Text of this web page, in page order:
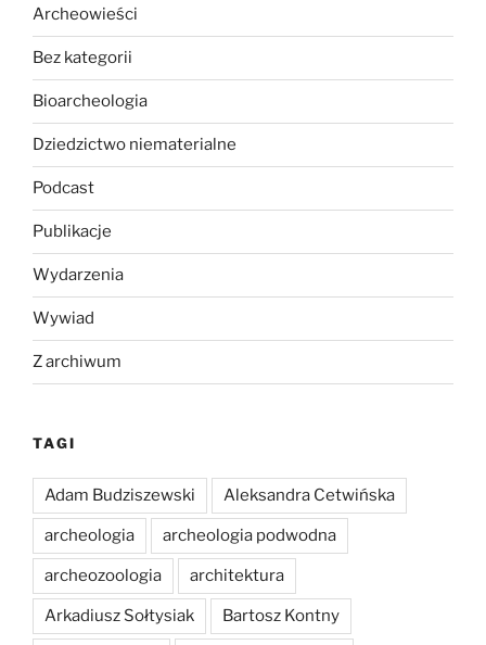
Archeowieści
Bez kategorii
Bioarcheologia
Dziedzictwo niematerialne
Podcast
Publikacje
Wydarzenia
Wywiad
Z archiwum
TAGI
Adam Budziszewski Aleksandra Cetwińska
archeologia archeologia podwodna
archeozoologia architektura
Arkadiusz Sołtysiak Bartosz Kontny